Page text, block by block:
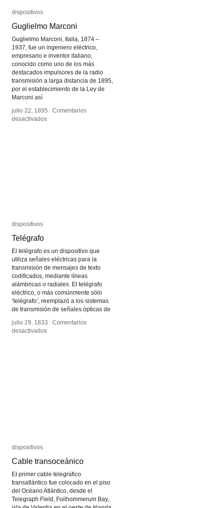
dispositivos
Guglielmo Marconi
Guglielmo Marconi, Italia, 1874 –
1937, fue un ingeniero eléctrico,
empresario e inventor italiano,
conocido como uno de los más
destacados impulsores de la radio
transmisión a larga distancia de 1895,
por el establecimiento de la Ley de
Marconi así
julio 22, 1895 / Comentarios
desactivadosen
dispositivos
Guglielmo Marconi
julio 22, 1895 / Comentarios
desactivadosen
dispositivos
Telégrafo
El telégrafo es un dispositivo que
utiliza señales eléctricas para la
transmisión de mensajes de texto
codificados, mediante líneas
alámbricas o radiales. El telégrafo
eléctrico, o más comúnmente sólo
‘telégrafo’, reemplazó a los sistemas
de transmisión de señales ópticas de
julio 29, 1833 / Comentarios
desactivadosen
dispositivos
Telégrafo
julio 29, 1833 / Comentarios
desactivadosen
dispositivos
Cable transoceánico
El primer cable telegráfico
transatlántico fue colocado en el piso
del Océano Atlántico, desde el
Telegraph Field, Foilhommerum Bay,
dispositivos
Cable transoceánico